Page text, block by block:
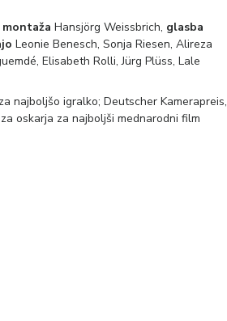
montaža Hansjörg Weissbrich, glasba
Leonie Benesch, Sonja Riesen, Alireza
Elisabeth Rolli, Jürg Plüss, Lale
najboljšo igralko; Deutscher Kamerapreis,
oskarja za najboljši mednarodni film